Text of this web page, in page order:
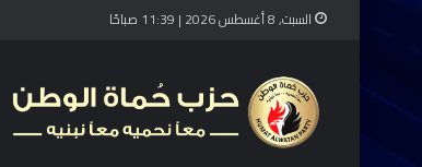
السبت, 8 أغسطس 2026 | 11:39 صباحًا